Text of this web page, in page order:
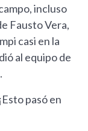
incluso
Fausto Vera,
casi en la
al equipo de
pasó en